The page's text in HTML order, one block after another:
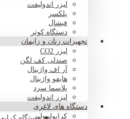
لیزر اندولیفت
پلکسر
فیشال
دستگاه کوتر
تجهیزات زنان و زایمان
لیزر CO2
صندلی کف لگن
آر اف واژینال
هایفو واژینال
پلاسما سرد
لیزر اندولیفت
دستگاه های لاغری
کرایولیپولیز